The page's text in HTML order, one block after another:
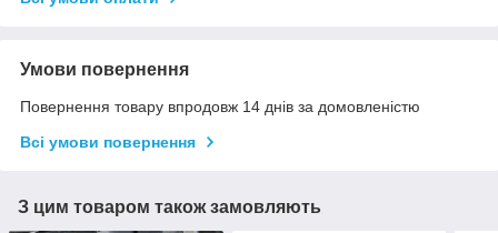
Умови повернення
Повернення товару впродовж 14 днів за домовленістю
Всі умови повернення
З цим товаром також замовляють